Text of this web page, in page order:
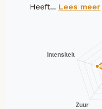
Heeft... Lees meer